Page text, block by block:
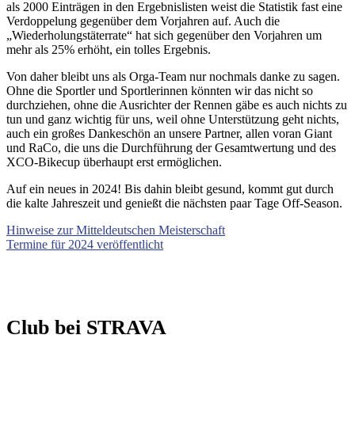
als 2000 Einträgen in den Ergebnislisten weist die Statistik fast eine
Verdoppelung gegenüber dem Vorjahren auf. Auch die
„Wiederholungstäterrate“ hat sich gegenüber den Vorjahren um
mehr als 25% erhöht, ein tolles Ergebnis.
Von daher bleibt uns als Orga-Team nur nochmals danke zu sagen.
Ohne die Sportler und Sportlerinnen könnten wir das nicht so
durchziehen, ohne die Ausrichter der Rennen gäbe es auch nichts zu
tun und ganz wichtig für uns, weil ohne Unterstützung geht nichts,
auch ein großes Dankeschön an unsere Partner, allen voran Giant
und RaCo, die uns die Durchführung der Gesamtwertung und des
XCO-Bikecup überhaupt erst ermöglichen.
Auf ein neues in 2024! Bis dahin bleibt gesund, kommt gut durch
die kalte Jahreszeit und genießt die nächsten paar Tage Off-Season.
Hinweise zur Mitteldeutschen Meisterschaft
Termine für 2024 veröffentlicht
Club bei STRAVA